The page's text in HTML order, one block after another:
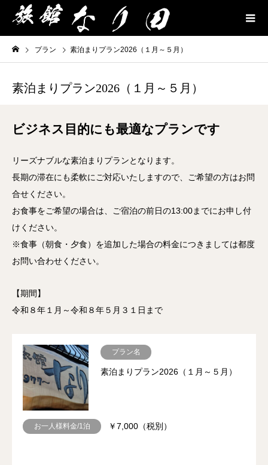
プラン 素泊まりプラン2026（１月～５月）
素泊まりプラン2026（１月～５月）
ビジネス目的にも最適なプランです
リーズナブルな素泊まりプランとなります。
長期の滞在にも柔軟にご対応いたしますので、ご希望の方はお問
合せください。
お食事をご希望の場合は、ご宿泊の前日の13:00までにお申し付
けください。
※食事（朝食・夕食）を追加した場合の料金につきましては都度
お問い合わせください。
【期間】
令和８年１月～令和８年５月３１日まで
プラン名
素泊まりプラン2026（１月～５月）
お一人様料金/1泊 ￥7,000（税別）